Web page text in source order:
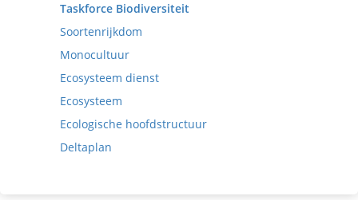
Taskforce Biodiversiteit
Soortenrijkdom
Monocultuur
Ecosysteem dienst
Ecosysteem
Ecologische hoofdstructuur
Deltaplan